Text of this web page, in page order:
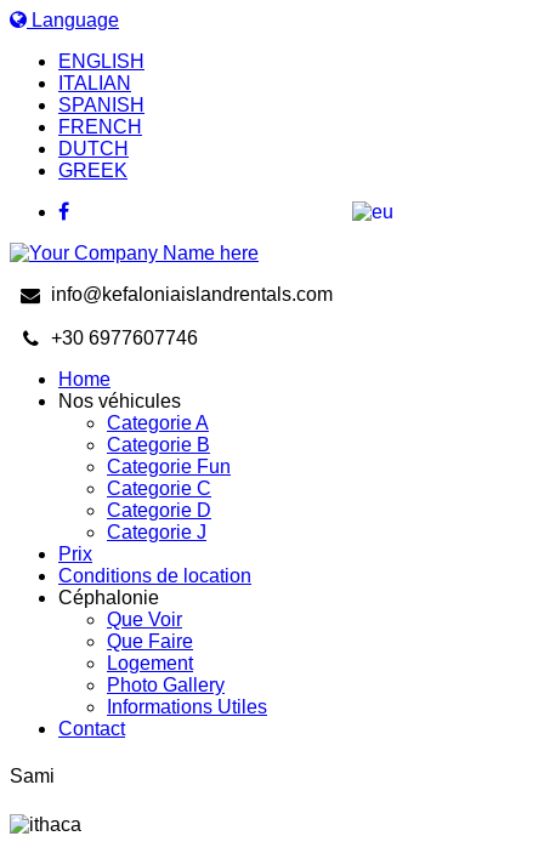
Language
ENGLISH
ITALIAN
SPANISH
FRENCH
DUTCH
GREEK
info@kefaloniaislandrentals.com
+30 6977607746
Home
Nos véhicules
Categorie A
Categorie B
Categorie Fun
Categorie C
Categorie D
Categorie J
Prix
Conditions de location
Céphalonie
Que Voir
Que Faire
Logement
Photo Gallery
Informations Utiles
Contact
Sami